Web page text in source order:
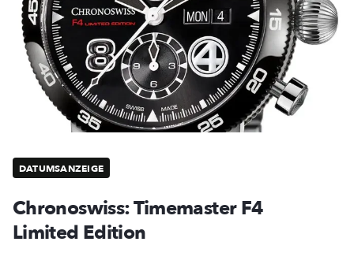
DATUMSANZEIGE
Chronoswiss: Timemaster F4
Limited Edition